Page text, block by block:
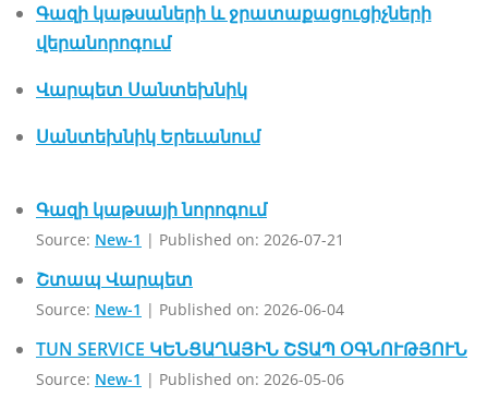
Գազի կաթսաների և ջրատաքացուցիչների
վերանորոգում
Վարպետ Սանտեխնիկ
Սանտեխնիկ Երեւանում
Գազի կաթսայի նորոգում
Source: New-1 Published on: 2026-07-21
Շտապ Վարպետ
Source: New-1 Published on: 2026-06-04
TUN SERVICE ԿԵՆՑԱՂԱՅԻՆ ՇՏԱՊ ՕԳՆՈՒԹՅՈՒՆ
Source: New-1 Published on: 2026-05-06